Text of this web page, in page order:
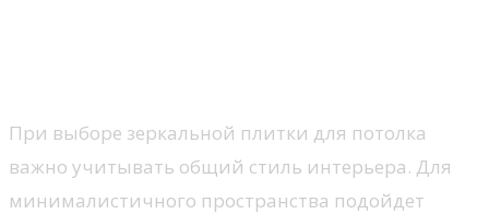
При выборе зеркальной плитки для потолка
важно учитывать общий стиль интерьера. Для
минималистичного пространства подойдет